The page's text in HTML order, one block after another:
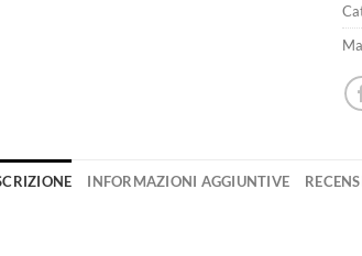
INFORMAZIONI AGGIUNTIVE